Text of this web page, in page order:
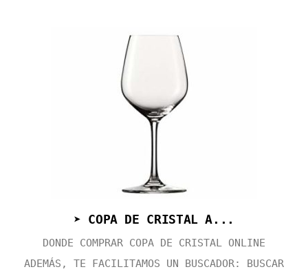
➤ COPA DE CRISTAL A...
DONDE COMPRAR COPA DE CRISTAL ONLINE
ADEMÁS, TE FACILITAMOS UN BUSCADOR: BUSCAR